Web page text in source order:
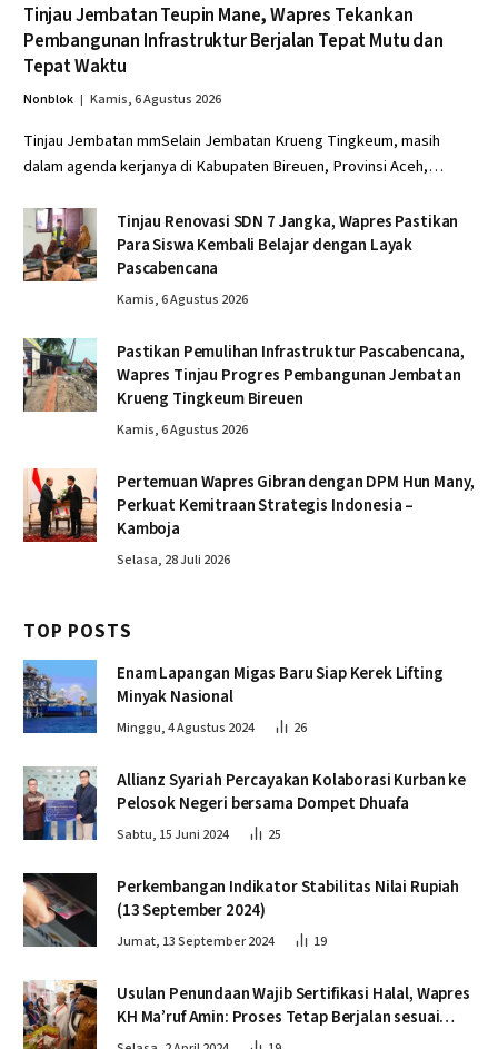
Tinjau Jembatan Teupin Mane, Wapres Tekankan
Pembangunan Infrastruktur Berjalan Tepat Mutu dan
Tepat Waktu
Nonblok Kamis, 6 Agustus 2026
Tinjau Jembatan mmSelain Jembatan Krueng Tingkeum, masih
dalam agenda kerjanya di Kabupaten Bireuen, Provinsi Aceh,…
Tinjau Renovasi SDN 7 Jangka, Wapres Pastikan
Para Siswa Kembali Belajar dengan Layak
Pascabencana
Kamis, 6 Agustus 2026
Pastikan Pemulihan Infrastruktur Pascabencana,
Wapres Tinjau Progres Pembangunan Jembatan
Krueng Tingkeum Bireuen
Kamis, 6 Agustus 2026
Pertemuan Wapres Gibran dengan DPM Hun Many,
Perkuat Kemitraan Strategis Indonesia –
Kamboja
Selasa, 28 Juli 2026
TOP POSTS
Enam Lapangan Migas Baru Siap Kerek Lifting
Minyak Nasional
Minggu, 4 Agustus 2024 26
Allianz Syariah Percayakan Kolaborasi Kurban ke
Pelosok Negeri bersama Dompet Dhuafa
Sabtu, 15 Juni 2024 25
Perkembangan Indikator Stabilitas Nilai Rupiah
(13 September 2024)
Jumat, 13 September 2024 19
Usulan Penundaan Wajib Sertifikasi Halal, Wapres
KH Ma’ruf Amin: Proses Tetap Berjalan sesuai
Penahapan